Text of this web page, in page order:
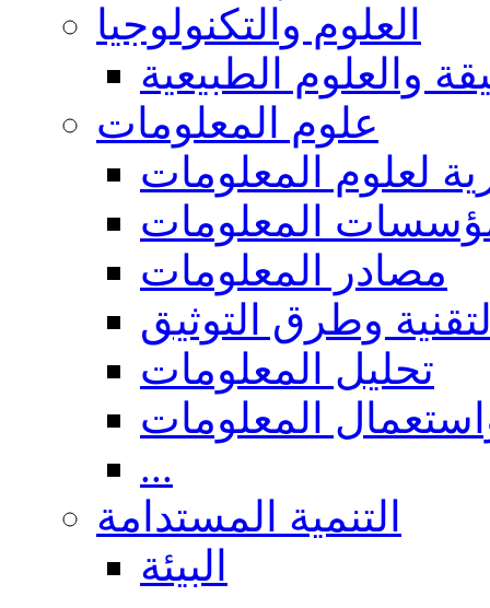
العلوم والتكنولوجيا
والعلوم الطبيعية
علوم المعلومات
لعلوم المعلومات
المعلومات
مصادر المعلومات
وطرق التوثيق
تحليل المعلومات
المعلومات
...
التنمية المستدامة
البيئة